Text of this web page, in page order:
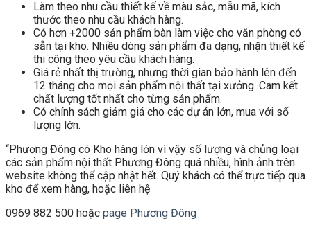
Làm theo nhu cầu thiết kế về màu sắc, mẫu mã, kích
thước theo nhu cầu khách hàng.
Có hơn +2000 sản phẩm bàn làm việc cho văn phòng có
sẵn tại kho. Nhiều dòng sản phẩm đa dạng, nhận thiết kế
thi công theo yêu cầu khách hàng.
Giá rẻ nhất thị trường, nhưng thời gian bảo hành lên đến
12 tháng cho mọi sản phẩm nội thất tại xưởng. Cam kết
chất lượng tốt nhất cho từng sản phẩm.
Có chính sách giảm giá cho các dự án lớn, mua với số
lượng lớn.
“Phương Đông có Kho hàng lớn vì vậy số lượng và chủng loại
các sản phẩm nội thất Phương Đông quá nhiều, hình ảnh trên
website không thể cập nhật hết. Quý khách có thể trực tiếp qua
kho để xem hàng, hoặc liên hệ
0969 882 500 hoặc page Phương Đông